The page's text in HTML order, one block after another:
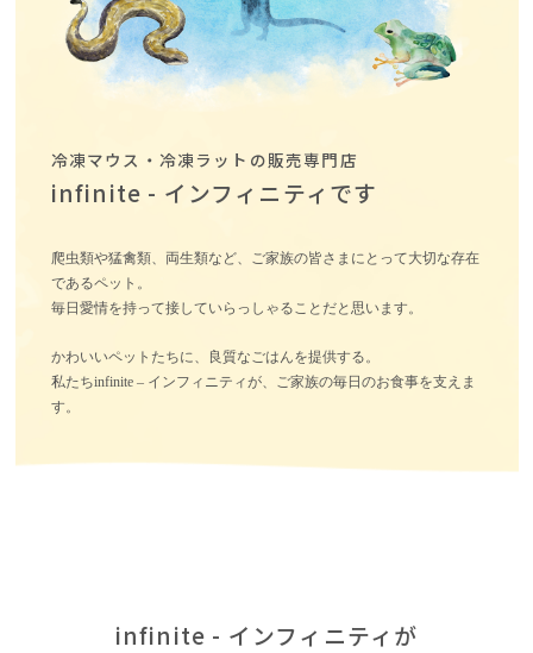
冷凍マウス・冷凍ラットの販売専門店
infinite - インフィニティです
爬虫類や猛禽類、両生類など、ご家族の皆さまにとって大切な存在
であるペット。
毎日愛情を持って接していらっしゃることだと思います。
かわいいペットたちに、良質なごはんを提供する。
私たちinfinite – インフィニティが、ご家族の毎日のお食事を支えま
す。
infinite - インフィニティが